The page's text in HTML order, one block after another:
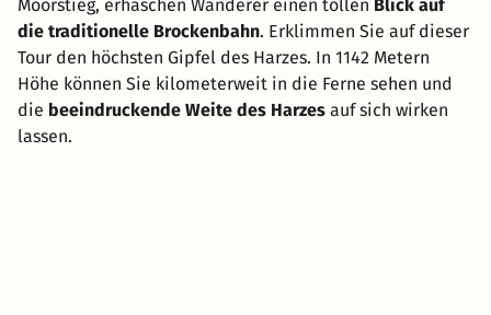
Moorstieg, erhaschen Wanderer einen tollen Blick auf
die traditionelle Brockenbahn. Erklimmen Sie auf dieser
Tour den höchsten Gipfel des Harzes. In 1142 Metern
Höhe können Sie kilometerweit in die Ferne sehen und
die beeindruckende Weite des Harzes auf sich wirken
lassen.